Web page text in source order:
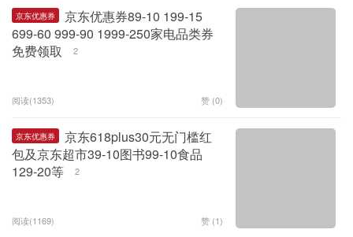
京东优惠券
京东优惠券89-10 199-15
699-60 999-90 1999-250家电品类券
免费领取
2
阅读(1353) 赞 (0)
京东优惠券
京东618plus30元无门槛红
包及京东超市39-10图书99-10食品
129-20等
2
阅读(1169) 赞 (1)